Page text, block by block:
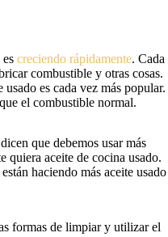
creciendo rápidamente. Cada
combustible y otras cosas.
es cada vez más popular.
el combustible normal.
que debemos usar más
quiera aceite de cocina usado.
haciendo más aceite usado
formas de limpiar y utilizar el